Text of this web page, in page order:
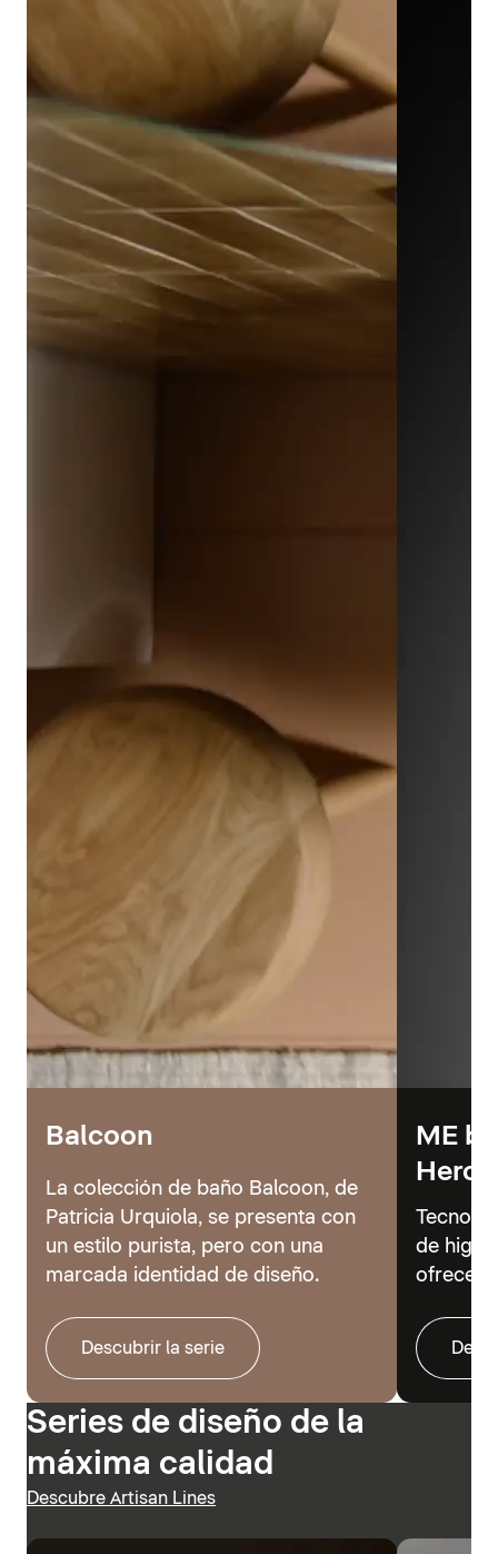
Balcoon
La colección de baño Balcoon, de
Patricia Urquiola, se presenta con
un estilo purista, pero con una
marcada identidad de diseño.
Descubrir la serie
ME
Hero
de
ofrecer
Series de diseño de la
máxima calidad
Descubre Artisan Lines